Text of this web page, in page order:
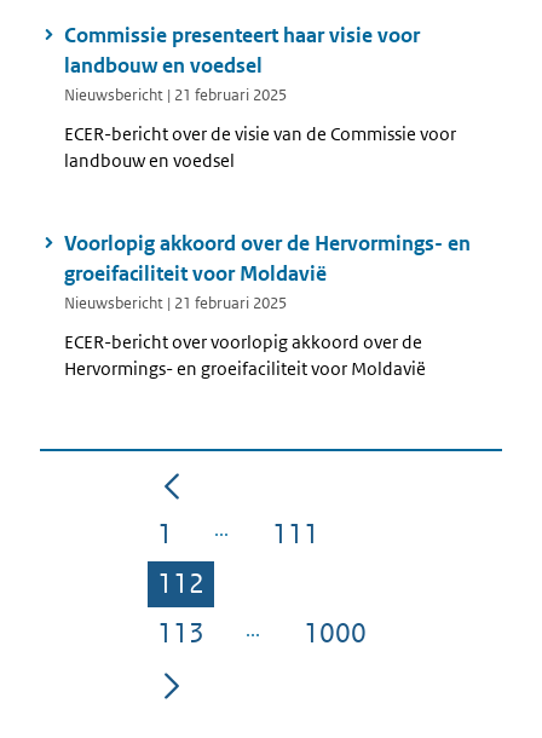
Commissie presenteert haar visie voor
landbouw en voedsel
Nieuwsbericht | 21 februari 2025
ECER-bericht over de visie van de Commissie voor
landbouw en voedsel
Voorlopig akkoord over de Hervormings- en
groeifaciliteit voor Moldavië
Nieuwsbericht | 21 februari 2025
ECER-bericht over voorlopig akkoord over de
Hervormings- en groeifaciliteit voor Moldavië
Pagina
1 Pagina
111
Pagina
112
Pagina
113 Pagina
1000